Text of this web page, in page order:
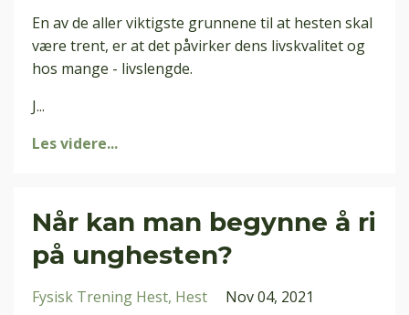
En av de aller viktigste grunnene til at hesten skal
være trent, er at det påvirker dens livskvalitet og
hos mange - livslengde.
J...
Les videre...
Når kan man begynne å ri
på unghesten?
Fysisk Trening Hest Hest Nov 04, 2021